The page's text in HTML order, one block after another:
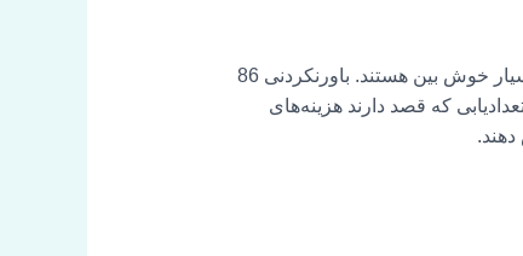
طبق گزارش Jobvite’s Employ Recruiter Nation، تصمیم گیرندگان منابع انسانی نسبت به چشم انداز استخدام بسیار خوش بین هستند. باورنکردنی 86
استعدادیابی مطمئن هستند. 47 درصد از تیم‌های استعدادیابی که قصد دارند هزینه‌های